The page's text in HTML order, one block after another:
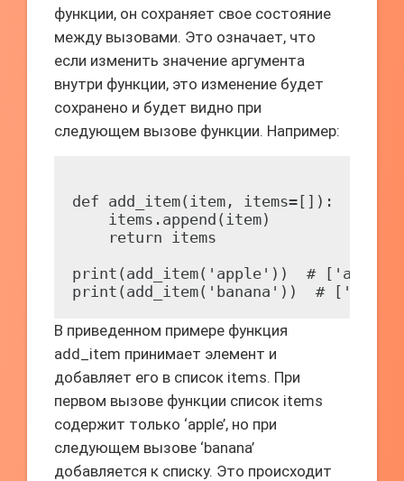
функции, он сохраняет свое состояние
между вызовами. Это означает, что
если изменить значение аргумента
внутри функции, это изменение будет
сохранено и будет видно при
следующем вызове функции. Например:
def add_item(item, items=[]):
    items.append(item)
    return items
print(add_item('apple'))  #
В приведенном примере функция
add_item принимает элемент и
добавляет его в список items. При
первом вызове функции список items
содержит только ‘apple’, но при
следующем вызове ‘banana’
добавляется к списку. Это происходит